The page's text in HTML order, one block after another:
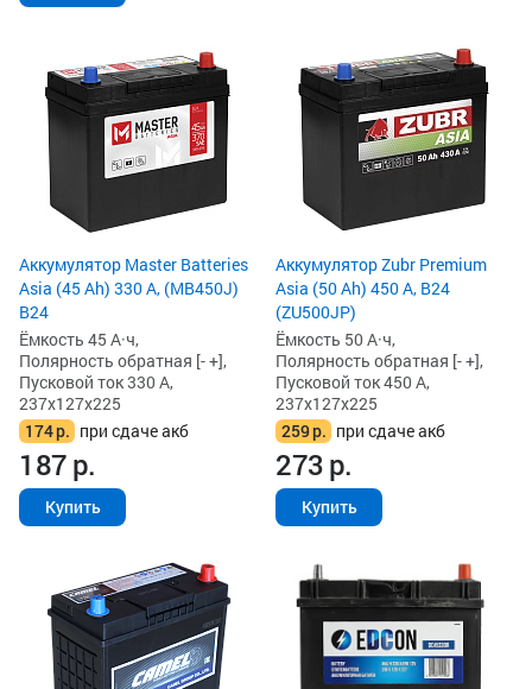
Аккумулятор Master Batteries
Asia (45 Ah) 330 А, (MB450J)
B24
Ёмкость 45 А·ч,
Полярность обратная [- +],
Пусковой ток 330 А,
237x127x225
174р. при сдаче акб
187р.
Купить
Аккумулятор Zubr Premium
Asia (50 Ah) 450 А, B24
(ZU500JP)
Ёмкость 50 А·ч,
Полярность обратная [- +],
Пусковой ток 450 А,
237x127x225
259р. при сдаче акб
273р.
Купить